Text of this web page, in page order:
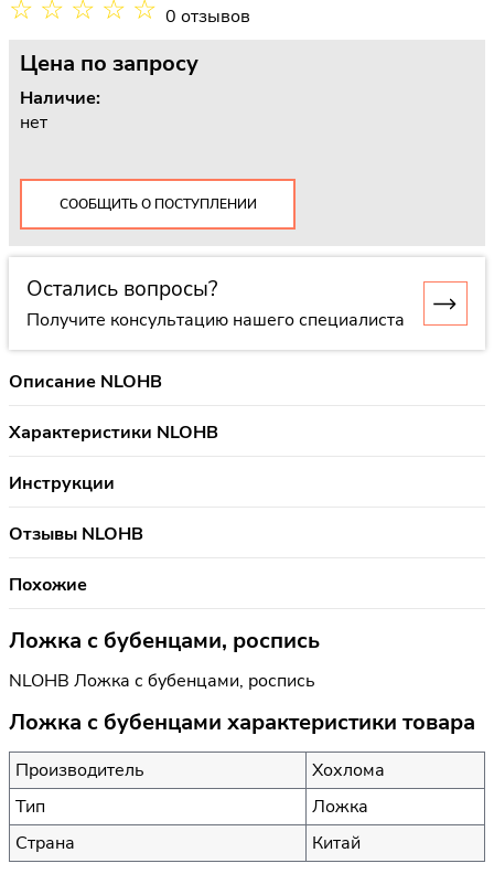
☆ ☆ ☆ ☆ ☆ 0 отзывов
Цена по запросу
Наличие:
нет
СООБЩИТЬ О ПОСТУПЛЕНИИ
Остались вопросы?
Получите консультацию нашего специалиста
Описание NLOHB
Характеристики NLOHB
Инструкции
Отзывы NLOHB
Похожие
Ложка с бубенцами, роспись
NLOHB Ложка с бубенцами, роспись
Ложка с бубенцами характеристики товара
Производитель
Хохлома
Тип
Ложка
Страна
Китай